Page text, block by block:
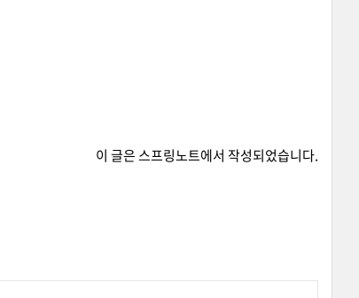
이 글은스프링노트에서 작성되었습니다.